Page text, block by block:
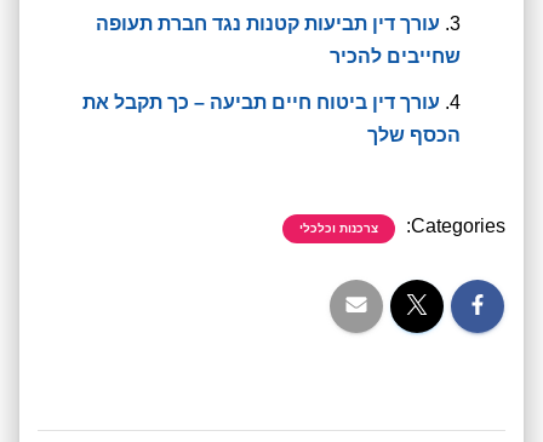
עורך דין תביעות קטנות נגד חברת תעופה
שחייבים להכיר
עורך דין ביטוח חיים תביעה – כך תקבל את
הכסף שלך
Categories: צרכנות וכלכלי